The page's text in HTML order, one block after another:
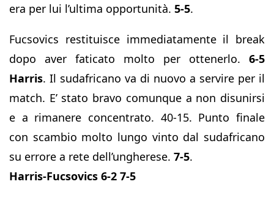
era per lui l’ultima opportunità. 5-5.
Fucsovics restituisce immediatamente il break
dopo aver faticato molto per ottenerlo. 6-5
Harris. Il sudafricano va di nuovo a servire per il
match. E’ stato bravo comunque a non disunirsi
e a rimanere concentrato. 40-15. Punto finale
con scambio molto lungo vinto dal sudafricano
su errore a rete dell’ungherese. 7-5.
Harris-Fucsovics 6-2 7-5